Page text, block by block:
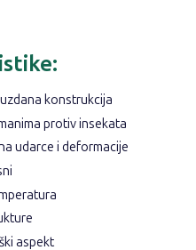
konstrukcija
protiv insekata
udarce i deformacije
aspekt